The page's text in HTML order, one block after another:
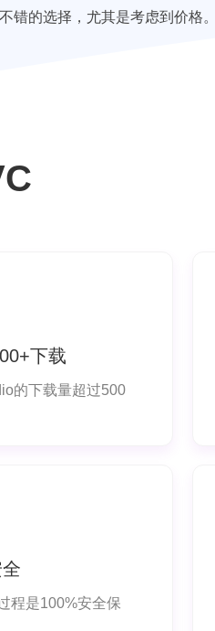
错的选择，尤其是考虑到价格。
下载
的下载量超过500
程是100%安全保